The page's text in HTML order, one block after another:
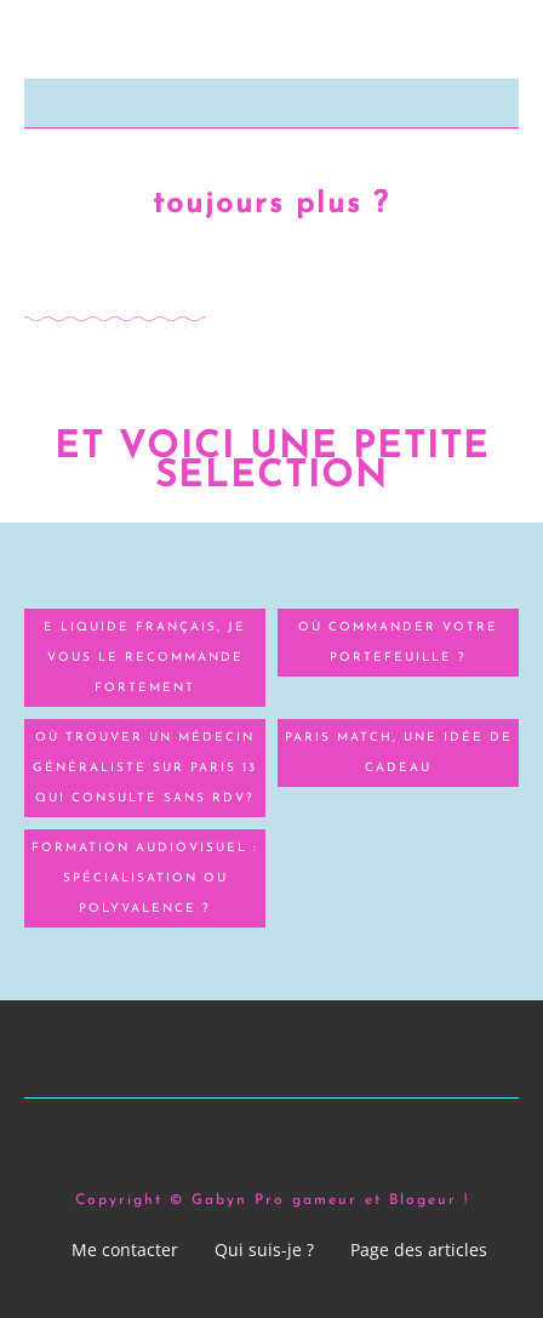
toujours plus ?
ET VOICI UNE PETITE
SELECTION
E LIQUIDE FRANÇAIS, JE
VOUS LE RECOMMANDE
FORTEMENT
OÙ COMMANDER VOTRE
PORTEFEUILLE ?
OÙ TROUVER UN MÉDECIN
GÉNÉRALISTE SUR PARIS 13
QUI CONSULTE SANS RDV?
PARIS MATCH, UNE IDÉE DE
CADEAU
FORMATION AUDIOVISUEL :
SPÉCIALISATION OU
POLYVALENCE ?
Copyright © Gabyn Pro gameur et Blogeur !
Me contacter Qui suis-je ? Page des articles